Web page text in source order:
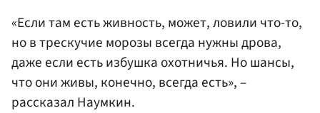
«Если там есть живность, может, ловили что-то,
но в трескучие морозы всегда нужны дрова,
даже если есть избушка охотничья. Но шансы,
что они живы, конечно, всегда есть», –
рассказал Наумкин.